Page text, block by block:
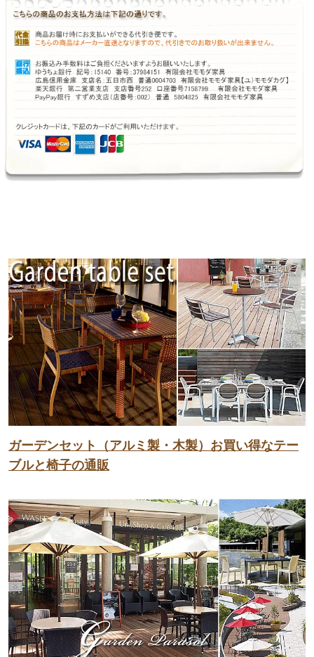
ガーデンセット（アルミ製・木製）お買い得なテー
ブルと椅子の通販